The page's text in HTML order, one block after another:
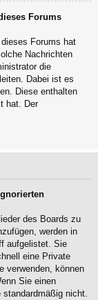
Forums
Forums hat
Nachrichten
die
Dabei ist es
Diese enthalten
hat. Der
des Boards zu
werden in
aufgelistet. Sie
eine Private
verwenden, können
Sie einen
nicht.